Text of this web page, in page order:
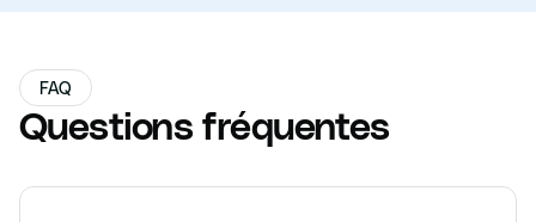
FAQ
Questions fréquentes